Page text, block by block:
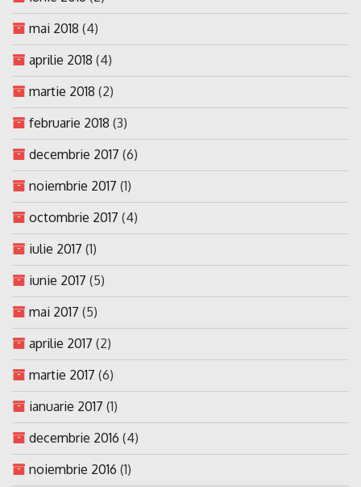
mai 2018 (4)
aprilie 2018 (4)
martie 2018 (2)
februarie 2018 (3)
decembrie 2017 (6)
noiembrie 2017 (1)
octombrie 2017 (4)
iulie 2017 (1)
iunie 2017 (5)
mai 2017 (5)
aprilie 2017 (2)
martie 2017 (6)
ianuarie 2017 (1)
decembrie 2016 (4)
noiembrie 2016 (1)